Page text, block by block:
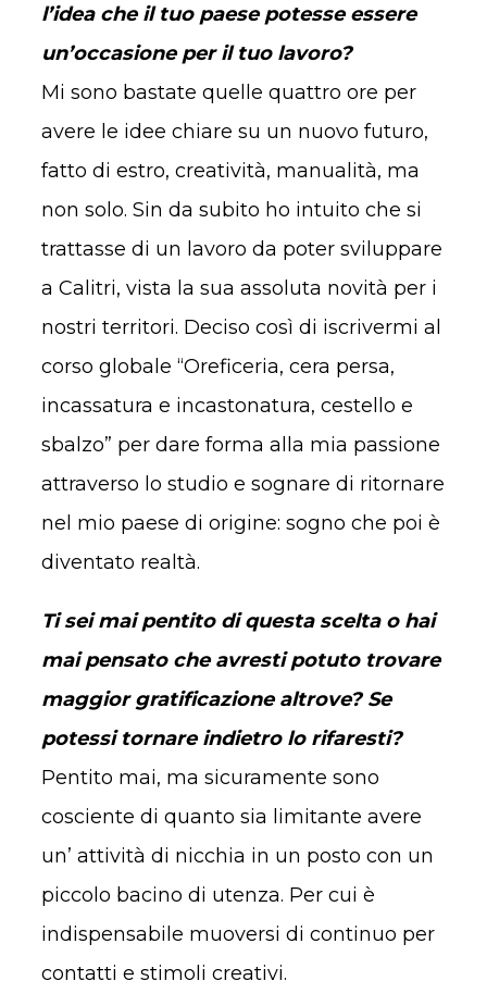
l’idea che il tuo paese potesse essere
un’occasione per il tuo lavoro?
Mi sono bastate quelle quattro ore per
avere le idee chiare su un nuovo futuro,
fatto di estro, creatività, manualità, ma
non solo. Sin da subito ho intuito che si
trattasse di un lavoro da poter sviluppare
a Calitri, vista la sua assoluta novità per i
nostri territori. Deciso così di iscrivermi al
corso globale “Oreficeria, cera persa,
incassatura e incastonatura, cestello e
sbalzo” per dare forma alla mia passione
attraverso lo studio e sognare di ritornare
nel mio paese di origine: sogno che poi è
diventato realtà.
Ti sei mai pentito di questa scelta o hai
mai pensato che avresti potuto trovare
maggior gratificazione altrove? Se
potessi tornare indietro lo rifaresti?
Pentito mai, ma sicuramente sono
cosciente di quanto sia limitante avere
un’ attività di nicchia in un posto con un
piccolo bacino di utenza. Per cui è
indispensabile muoversi di continuo per
contatti e stimoli creativi.